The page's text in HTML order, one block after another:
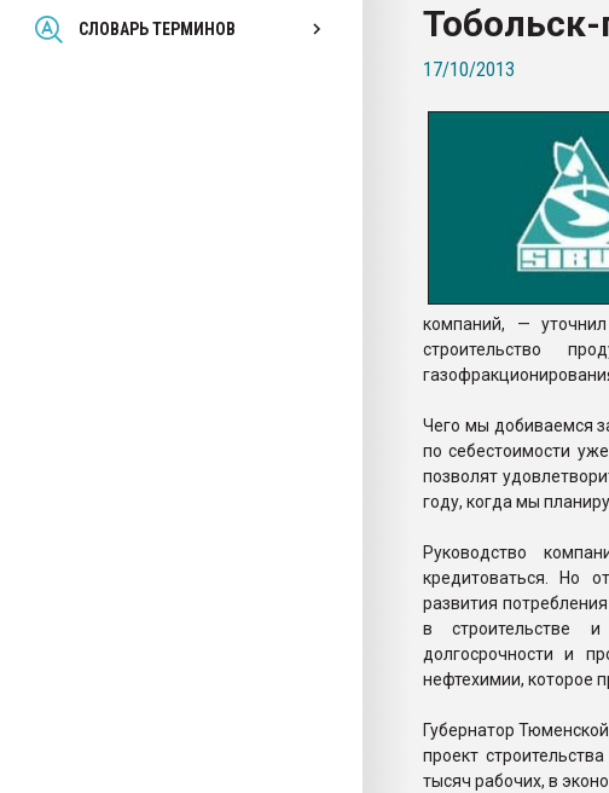
СЛОВАРЬ ТЕРМИНОВ
Всё, что касается выдува ПЭТ
ПЕРЕЙТИ НА ФОРУМ
17/10/2013
компаний, —
строительство
Чего мы добиваемся
по себестоимости
позволят
году, когда мы
Руководство
кредитоваться. Но
развития
в строительстве
долгосрочности и
нефтехимии, которое
Губернатор
проект
тысяч рабочих, в